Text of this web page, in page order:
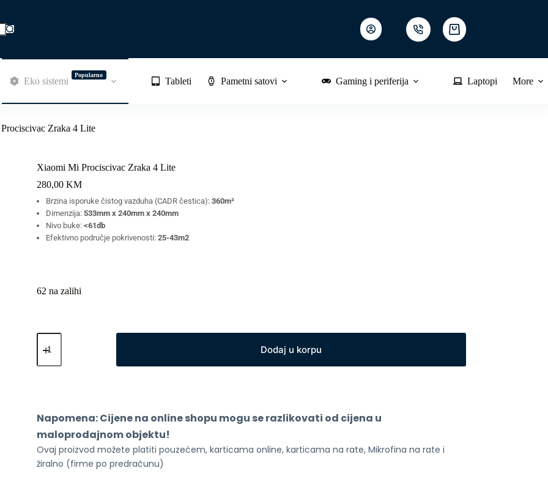
Shopping
cart
Eko sistemi
Popularno
Tableti Pametni satovi Gaming i periferija Laptopi More
Zraka 4 Lite
Xiaomi Mi Prociscivac Zraka 4 Lite
280,00 KM
Brzina isporuke čistog vazduha (CADR čestica): 360m³
Dimenzija: 533mm x 240mm x 240mm
Nivo buke: <61db
Efektivno područje pokrivenosti: 25-43m2
62 na zalihi
Xiaomi
Mi
Zraka
Dodaj u korpu
Napomena: Cijene na online shopu mogu se razlikovati od cijena u
maloprodajnom objektu!
Ovaj proizvod možete platiti pouzećem, karticama online, karticama na rate, Mikrofina na rate i
žiralno (firme po predračunu)